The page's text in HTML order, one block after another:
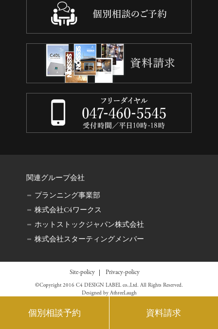
個別相談予約 資料請求
関連グループ会社
プランニング事業部
株式会社C4ワークス
ホットストックジャパン株式会社
株式会社スターティングメンバー
Site-policy Privacy-policy
©Copyright 2016 C4 DESIGN LABEL co.,Ltd. All Rights Reserved.
Designed by AthreeLaugh